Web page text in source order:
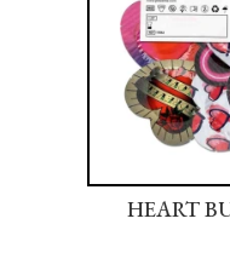
HEART